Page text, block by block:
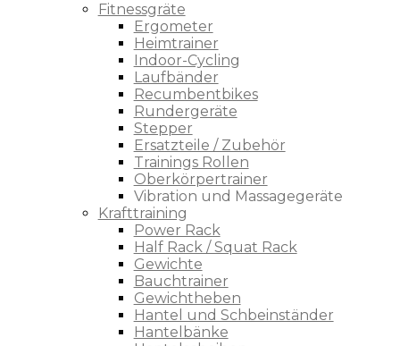
Fitnessgräte
Ergometer
Heimtrainer
Indoor-Cycling
Laufbänder
Recumbentbikes
Rundergeräte
Stepper
Ersatzteile / Zubehör
Trainings Rollen
Oberkörpertrainer
Vibration und Massagegeräte
Krafttraining
Power Rack
Half Rack / Squat Rack
Gewichte
Bauchtrainer
Gewichtheben
Hantel und Schbeinständer
Hantelbänke